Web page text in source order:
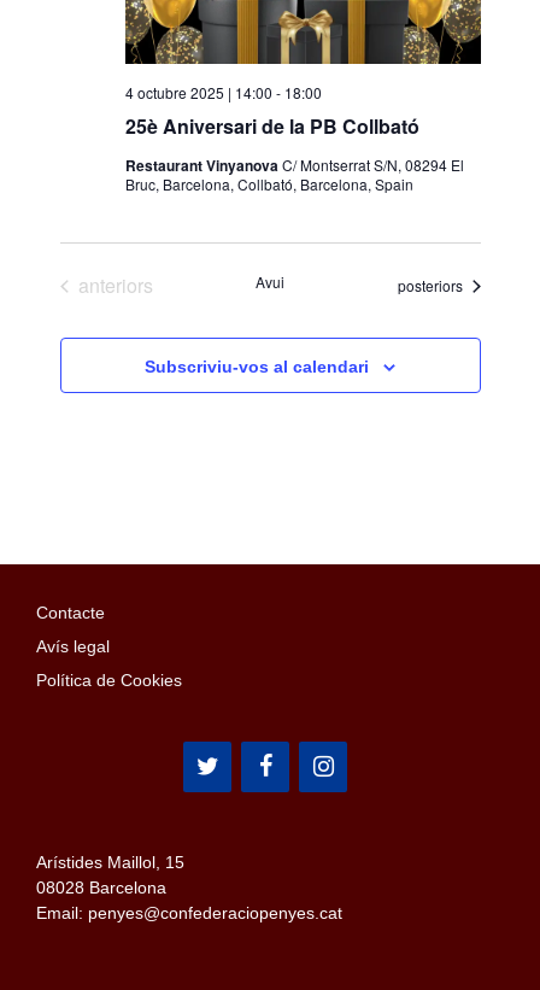
25è Aniversari de la PB Collbató
4 octubre 2025 | 14:00 - 18:00
Restaurant VinyanovaC/ Montserrat S/N, 08294 El
Bruc, Barcelona, Collbató, Barcelona, Spain
Esdeveniments
anteriors Avui Esdeveniments
posteriors
Subscriviu-vos al calendari
Contacte
Avís legal
Política de Cookies
Arístides Maillol, 15
08028 Barcelona
Email: penyes@confederaciopenyes.cat